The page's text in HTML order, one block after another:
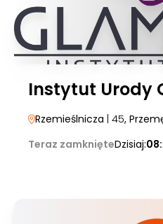
Instytut Urody
Rzemieślnicza | 45,
Teraz zamknięteDzisiaj: